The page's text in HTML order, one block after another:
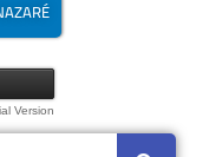
Version